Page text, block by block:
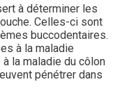
à déterminer les
Celles-ci sont
buccodentaires.
à la maladie
à la maladie du côlon
pénétrer dans